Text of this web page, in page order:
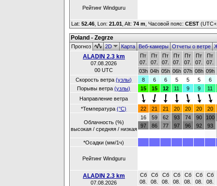
Рейтинг Windguru
Lat: 52.46 , Lon: 21.01 Alt: 74 m , Часовой пояс: CEST
Poland - Zegrze
Прогноз 2D КартаВеб-камерыОтчеты о ветре
ALADIN 2.3 km
07.08.2026
00 UTC
Пт
07.
Пт
07.
Пт
07.
Пт
07.
Пт
07.
Пт
07.
Пт
07.
03h 04h 05h 06h 07h 08h 09h
Скорость ветра(узлы) 8 6 6 5 5 5
6
Порывы ветра(узлы) 15 15 12 11 9 9
11
Направление ветра
*Температура(°C) 22 21 21 20 20 20 20
Облачность (%)
высокая / средняя / низкая
16
97
59
86
62
77
93
97
74
96
90
92
100
93
*Осадки (мм/1ч)
Рейтинг Windguru
ALADIN 2.3 km
07.08.2026
Сб
08.
Сб
08.
Сб
08.
Сб
08.
Сб
08.
Сб
08.
Сб
08.